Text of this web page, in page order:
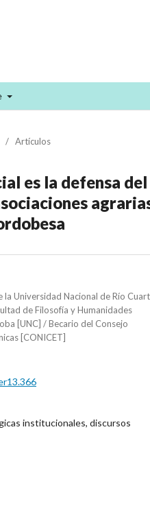
/ Artículos
es la defensa
Universidad Nacional de Río
de Filosofía y Humanidades
[UNC] / Becario del Consejo
[CONICET]
institucionales, discursos